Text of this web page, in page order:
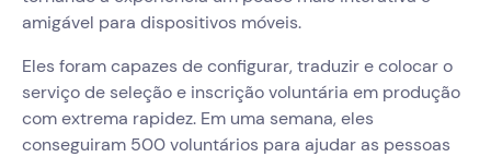
amigável para dispositivos móveis.
Eles foram capazes de configurar, traduzir e colocar o
serviço de seleção e inscrição voluntária em produção
com extrema rapidez. Em uma semana, eles
conseguiram 500 voluntários para ajudar as pessoas